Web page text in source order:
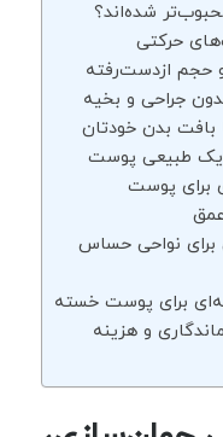
شده‌اند؟